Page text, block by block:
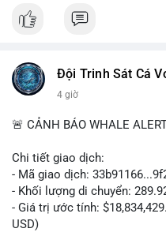
#dentabiome
Đội Trinh Sát Cá
4 giờ
🚨 CẢNH BÁO WHALE
Chi tiết giao dịch:
- Mã giao dịch:
- Khối lượng di chuyển:
- Giá trị ước tính:
USD)